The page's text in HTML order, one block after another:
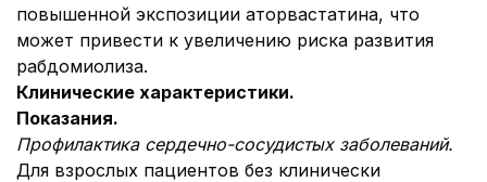
повышенной экспозиции аторвастатина, что
может привести к увеличению риска развития
рабдомиолиза.
Клинические характеристики.
Показания.
Профилактика сердечно-сосудистых заболеваний.
Для взрослых пациентов без клинически